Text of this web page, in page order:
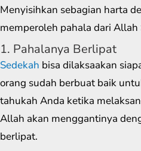
Menyisihkan sebagian harta
memperoleh pahala dari Allah
1. Pahalanya Berlipat
Sedekah bisa dilaksaakan
orang sudah berbuat baik
tahukah Anda ketika
Allah akan menggantinya
berlipat.